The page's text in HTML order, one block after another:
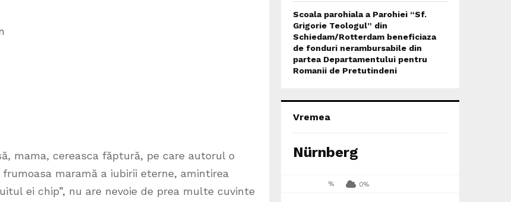
mama, cereasca făptură, pe care autorul o
frumoasa maramă a iubirii eterne, amintirea
ei chip”, nu are nevoie de prea multe cuvinte
Scoala parohiala a Parohiei “Sf.
Grigorie Teologul” din
Schiedam/Rotterdam beneficiaza
de fonduri nerambursabile din
partea Departamentului pentru
Romanii de Pretutindeni
Vremea
Nürnberg
% 0%